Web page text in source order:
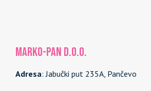
MARKO-PAN d.o.o.
Adresa: Jabučki put 235A, Pančevo